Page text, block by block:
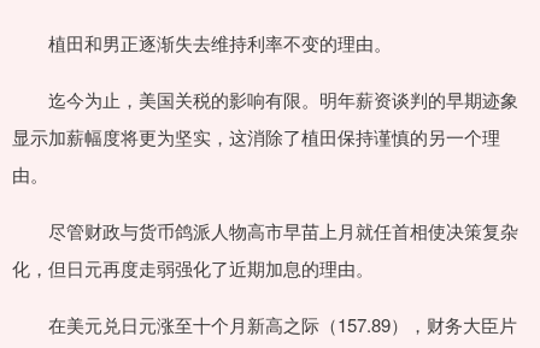
植田和男正逐渐失去维持利率不变的理由。
迄今为止，美国关税的影响有限。明年薪资谈判的早期迹象
显示加薪幅度将更为坚实，这消除了植田保持谨慎的另一个理
由。
尽管财政与货币鸽派人物高市早苗上月就任首相使决策复杂
化，但日元再度走弱强化了近期加息的理由。
在美元兑日元涨至十个月新高之际（157.89），财务大臣片